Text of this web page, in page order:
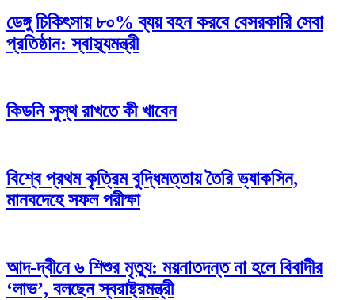
ডেঙ্গু চিকিৎসায় ৮০% ব্যয় বহন করবে বেসরকারি সেবা
প্রতিষ্ঠান: স্বাস্থ্যমন্ত্রী
কিডনি সুস্থ রাখতে কী খাবেন
বিশ্বে প্রথম কৃত্রিম বুদ্ধিমত্তায় তৈরি ভ্যাকসিন,
মানবদেহে সফল পরীক্ষা
আদ-দ্বীনে ৬ শিশুর মৃত্যু: ময়নাতদন্ত না হলে বিবাদীর
‘লাভ’, বলছেন স্বরাষ্ট্রমন্ত্রী